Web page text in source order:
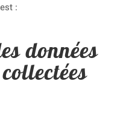
:
données